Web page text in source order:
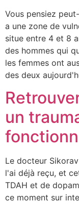
Vous pensiez
a une zone de
situe entre 4 et 8
des hommes qui
les femmes ont
des deux
un
Le docteur
l'ai déjà reçu, et
TDAH et de
ce moment sur